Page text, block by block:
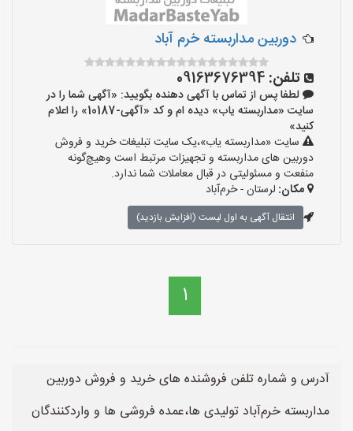
دوربین مداربسته خرم آباد
تلفن: 09163676394
لطفا پس از تماس با آگهی دهنده بگویید: «آگهی شما را در
سایت «مداربسته یاب» دیده ام و کد «آگهی-10187» را اعلام
کنید»
سایت «مداربسته یاب»،یک سایت تبلیغات خرید و فروش
دوربین های مداربسته و تجهیزات مرتبط است وهیچ‌گونه
منفعت و مسئولیتی در قبال معاملات شما ندارد.
مکان: لرستان - خرم‌آباد
انتقال آگهی به اول لیست (افزایش بازدید)
1
آدرس و شماره تلفن فروشنده های خرید و فروش دوربین
مداربسته خرم‌آباد تولیدی ها،عمده فروشی ها و واردکنندگان